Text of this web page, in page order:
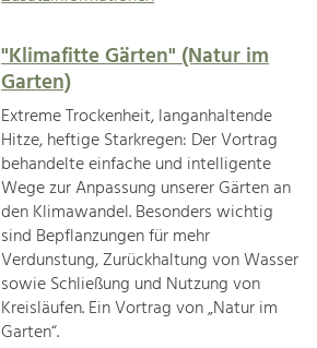
"Klimafitte Gärten" (Natur im
Garten)
Extreme Trockenheit, langanhaltende
Hitze, heftige Starkregen: Der Vortrag
behandelte einfache und intelligente
Wege zur Anpassung unserer Gärten an
den Klimawandel. Besonders wichtig
sind Bepflanzungen für mehr
Verdunstung, Zurückhaltung von Wasser
sowie Schließung und Nutzung von
Kreisläufen. Ein Vortrag von „Natur im
Garten“.